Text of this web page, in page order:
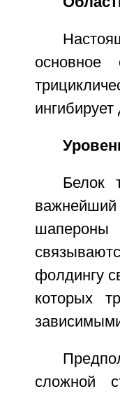
основное
Белок
шапероны
фолдингу
которых
сложной